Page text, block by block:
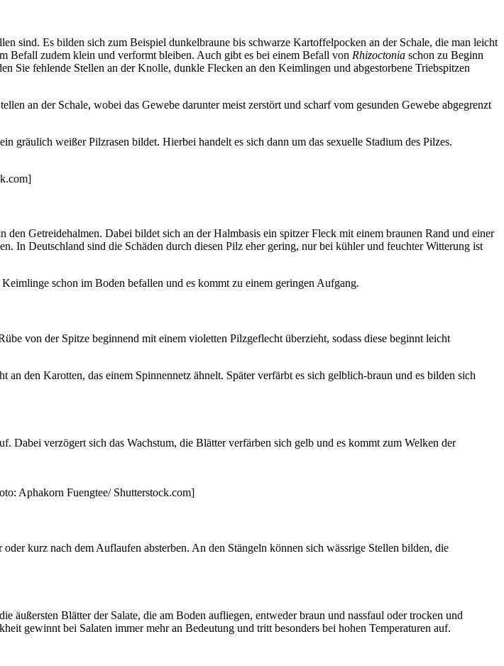
sind. Es bilden sich zum Beispiel dunkelbraune bis schwarze Kartoffelpocken an der Schale, die man leicht
zudem klein und verformt bleiben. Auch gibt es bei einem Befall von Rhizoctonia schon zu Beginn
Sie fehlende Stellen an der Knolle, dunkle Flecken an den Keimlingen und abgestorbene Triebspitzen
an der Schale, wobei das Gewebe darunter meist zerstört und scharf vom gesunden Gewebe abgegrenzt
gräulich weißer Pilzrasen bildet. Hierbei handelt es sich dann um das sexuelle Stadium des Pilzes.
den Getreidehalmen. Dabei bildet sich an der Halmbasis ein spitzer Fleck mit einem braunen Rand und einer
In Deutschland sind die Schäden durch diesen Pilz eher gering, nur bei kühler und feuchter Witterung ist
schon im Boden befallen und es kommt zu einem geringen Aufgang.
von der Spitze beginnend mit einem violetten Pilzgeflecht überzieht, sodass diese beginnt leicht
an den Karotten, das einem Spinnennetz ähnelt. Später verfärbt es sich gelblich-braun und es bilden sich
Dabei verzögert sich das Wachstum, die Blätter verfärben sich gelb und es kommt zum Welken der
Aphakorn Fuengtee/ Shutterstock.com]
kurz nach dem Auflaufen absterben. An den Stängeln können sich wässrige Stellen bilden, die
äußersten Blätter der Salate, die am Boden aufliegen, entweder braun und nassfaul oder trocken und
gewinnt bei Salaten immer mehr an Bedeutung und tritt besonders bei hohen Temperaturen auf.